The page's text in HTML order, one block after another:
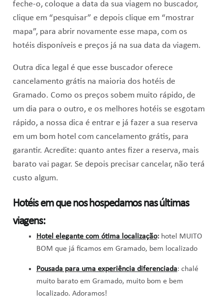
feche-o, coloque a data da sua viagem no buscador,
clique em “pesquisar” e depois clique em “mostrar
mapa”, para abrir novamente esse mapa, com os
hotéis disponíveis e preços já na sua data da viagem.
Outra dica legal é que esse buscador oferece
cancelamento grátis na maioria dos hotéis de
Gramado. Como os preços sobem muito rápido, de
um dia para o outro, e os melhores hotéis se esgotam
rápido, a nossa dica é entrar e já fazer a sua reserva
em um bom hotel com cancelamento grátis, para
garantir. Acredite: quanto antes fizer a reserva, mais
barato vai pagar. Se depois precisar cancelar, não terá
custo algum.
Hotéis em que nos hospedamos nas últimas
viagens:
Hotel elegante com ótima localização:hotel MUITO
BOM que já ficamos em Gramado, bem localizado
Pousada para uma experiência diferenciada: chalé
muito barato em Gramado, muito bom e bem
localizado. Adoramos!